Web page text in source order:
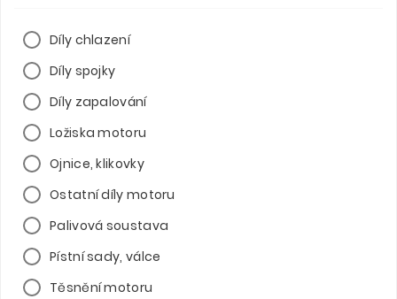
Díly chlazení
Díly spojky
Díly zapalování
Ložiska motoru
Ojnice, klikovky
Ostatní díly motoru
Palivová soustava
Pístní sady, válce
Těsnění motoru